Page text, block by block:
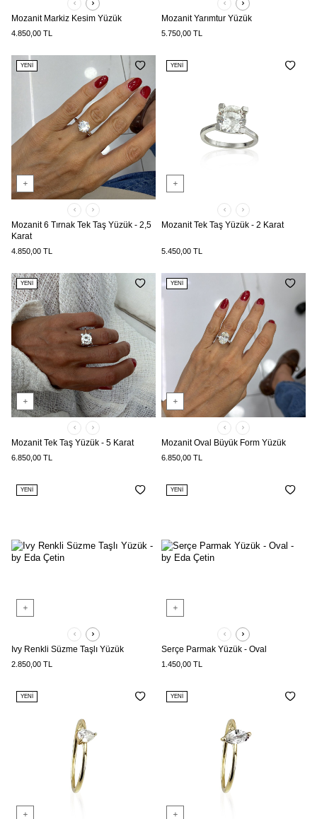
Mozanit Markiz Kesim Yüzük
4.850,00 TL
Mozanit Yarımtur Yüzük
5.750,00 TL
YENI
Mozanit 6 Tırnak Tek Taş Yüzük - 2,5
Karat
4.850,00 TL
YENI
Mozanit Tek Taş Yüzük - 2 Karat
5.450,00 TL
YENI
Mozanit Tek Taş Yüzük - 5 Karat
6.850,00 TL
YENI
Mozanit Oval Büyük Form Yüzük
6.850,00 TL
YENI
Ivy Renkli Süzme Taşlı Yüzük
2.850,00 TL
YENI
Serçe Parmak Yüzük - Oval
1.450,00 TL
YENI YENI